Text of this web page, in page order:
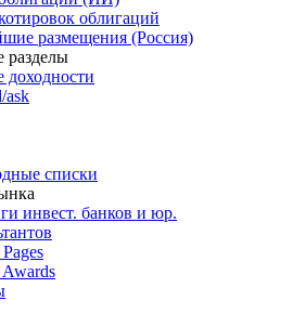
облигаций
размещения (Россия)
разделы
ask
списки
инвест. банков и юр.